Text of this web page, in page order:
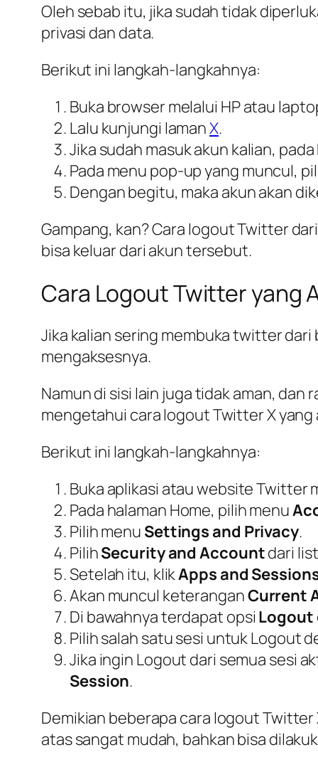
Oleh sebab itu, jika sudah tidak
privasi dan data.
Berikut ini langkah-langkahnya:
Buka browser melalui HP atau
Lalu kunjungi lamanX.
Jika sudah masuk akun kalian,
Pada menu pop-up yang muncul,
Dengan begitu, maka akun akan
Gampang, kan? Cara logout Twitter
bisa keluar dari akun tersebut.
Cara Logout Twitter yang
Jika kalian sering membuka twitter
mengaksesnya.
Namun di sisi lain juga tidak aman,
mengetahui cara logout Twitter X
Berikut ini langkah-langkahnya:
Buka aplikasi atau website Twitter
Pada halaman Home, pilih menu
Pilih menu Settings and Privacy.
PilihSecurity and Accountdari
Setelah itu, klikApps and
Akan muncul keteranganCurrent
Di bawahnya terdapat opsi Logout
Pilih salah satu sesi untuk Logout
Jika ingin Logout dari semua sesi
Session.
Demikian beberapa cara logout Twitter
atas sangat mudah, bahkan bisa